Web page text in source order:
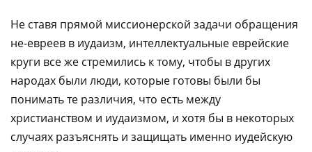
Не ставя прямой миссионерской задачи обращения
не-евреев в иудаизм, интеллектуальные еврейские
круги все же стремились к тому, чтобы в других
народах были люди, которые готовы были бы
понимать те различия, что есть между
христианством и иудаизмом, и хотя бы в некоторых
случаях разъяснять и защищать именно иудейскую